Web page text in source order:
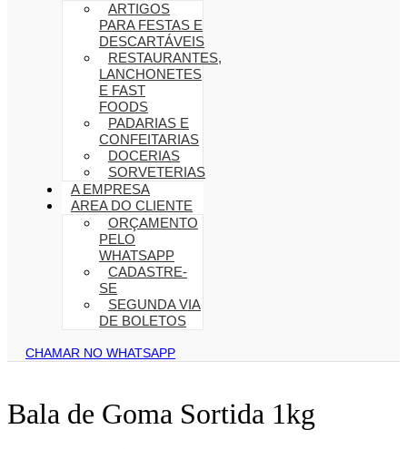
ARTIGOS
PARA FESTAS E
DESCARTÁVEIS
RESTAURANTES,
LANCHONETES
E FAST
FOODS
PADARIAS E
CONFEITARIAS
DOCERIAS
SORVETERIAS
A EMPRESA
AREA DO CLIENTE
ORÇAMENTO
PELO
WHATSAPP
CADASTRE-
SE
SEGUNDA VIA
DE BOLETOS
CHAMAR NO WHATSAPP
Bala de Goma Sortida 1kg